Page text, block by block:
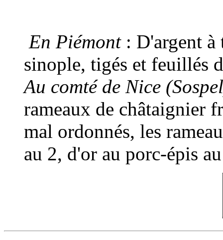
En Piémont: D'argent à
sinople, tigés et feuillés
Au comté de Nice
rameaux de châtaignier
mal ordonnés, les
au 2, d'or au porc-épis